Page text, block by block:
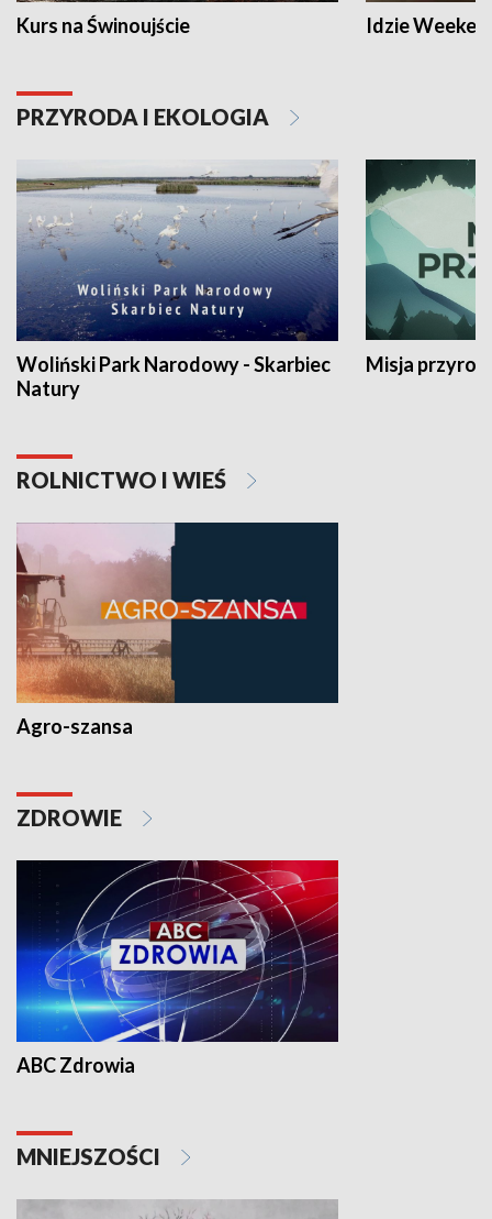
Kurs na Świnoujście Idzie
PRZYRODA I EKOLOGIA
Woliński Park Narodowy - Skarbiec
Natury
Misja
ROLNICTWO I WIEŚ
Agro-szansa
ZDROWIE
ABC Zdrowia
MNIEJSZOŚCI